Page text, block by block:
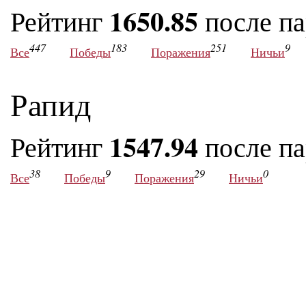
Рейтинг 1650.85 после
Все447 Победы183 Поражения251 Ничьи9
Рапид
Рейтинг 1547.94 после
Все38 Победы9 Поражения29 Ничьи0